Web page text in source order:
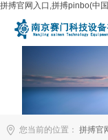
拼搏官网入口,拼搏pinbo(中
您当前的位置： 拼搏官